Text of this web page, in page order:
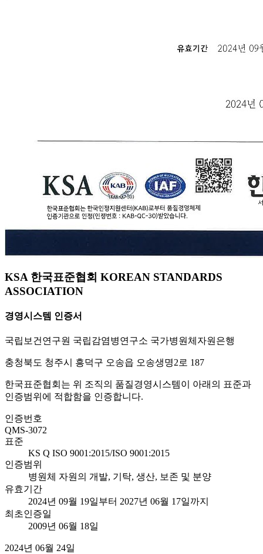
KSA 한국표준협회 KOREAN STANDARDS
ASSOCIATION
경영시스템 인증서
국립보건연구원 국립감염병연구소 국가병원체자원은행
충청북도 청주시 흥덕구 오송읍 오송생명2로 187
한국표준협회는 위 조직의 품질경영시스템이 아래의 표준과
인증범위에 적합함을 인증합니다.
인증번호
QMS-3072
표준
KS Q ISO 9001:2015/ISO 9001:2015
인증범위
병원체 자원의 개발, 기탁, 생산, 보존 및 분양
유효기간
2024년 09월 19일부터 2027년 06월 17일까지
최초인증일
2009년 06월 18일
2024년 06월 24일